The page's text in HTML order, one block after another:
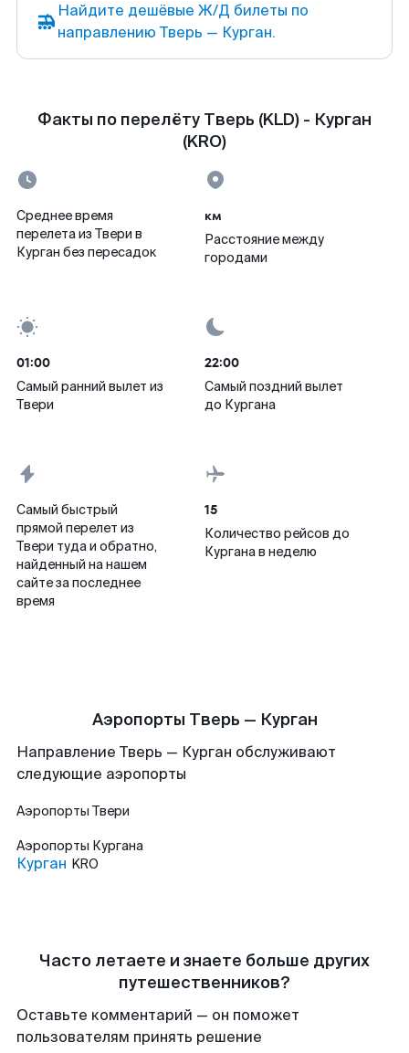
Найдите дешёвые Ж/Д билеты по
направлению Тверь — Курган.
Факты по перелёту Тверь (KLD) - Курган
(KRO)
Среднее время
перелета из Твери в
Курган без пересадок
км
Расстояние между
городами
01:00
Самый ранний вылет из
Твери
22:00
Самый поздний вылет
до Кургана
Самый быстрый
прямой перелет из
Твери туда и обратно,
найденный на нашем
сайте за последнее
время
15
Количество рейсов до
Кургана в неделю
Аэропорты Тверь — Курган
Направление Тверь — Курган обслуживают
следующие аэропорты
Аэропорты Твери
Аэропорты Кургана
Курган KRO
Часто летаете и знаете больше других
путешественников?
Оставьте комментарий — он поможет
пользователям принять решение